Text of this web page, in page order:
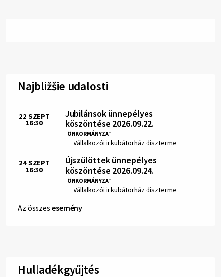
Najbližšie udalosti
Jubilánsok ünnepélyes
köszöntése 2026.09.22.
ÖNKORMÁNYZAT
Hely:
Vállalkozói inkubátorház díszterme
Idő:
22 SZEPT
16:30
Újszülöttek ünnepélyes
köszöntése 2026.09.24.
ÖNKORMÁNYZAT
Hely:
Vállalkozói inkubátorház díszterme
Idő:
24SZEPT
16:30
Az összes esemény
Hulladékgyűjtés